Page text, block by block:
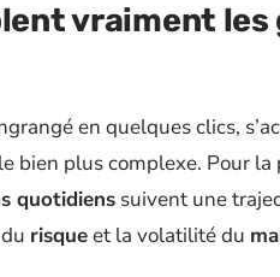
vraiment
en quelques clics,
bien plus complexe. Pour
quotidiens suivent une
risqueet la volatilité du